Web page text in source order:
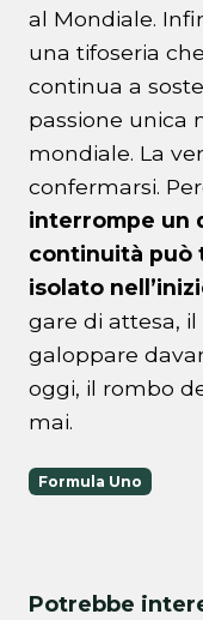
al Mondiale.
una tifoseria
continua a
passione unica
mondiale. La
confermarsi.
interrompe un
continuità può
isolato
gare di attesa,
galoppare
oggi, il rombo
mai.
Formula Uno
Potrebbe